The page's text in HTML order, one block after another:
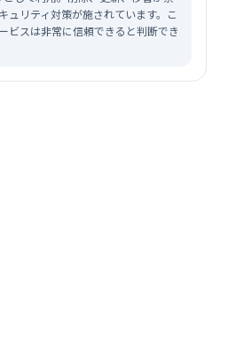
ュリティ対策が施されています。こ
ビスは非常に信頼できると判断でき